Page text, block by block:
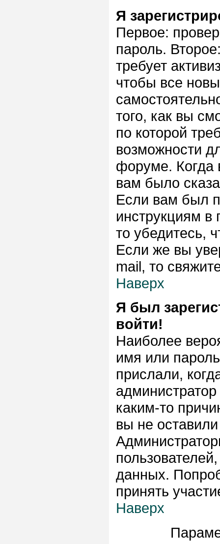
Я
Первое:
пароль.
требует
чтобы все
того, как вы
по которой
возможности
форуме. Когда
вам было
Если вам был
инструкциям
то убедитесь,
Если же вы
mail, то
Наверх
Я был
войти!
Наиболее
имя или
прислали,
каким-то
вы не
данных.
принять
Наверх